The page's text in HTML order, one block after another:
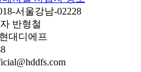
서울강남-02228
반형철
대디에프